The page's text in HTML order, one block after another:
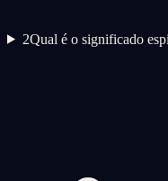
2Qual é o significado